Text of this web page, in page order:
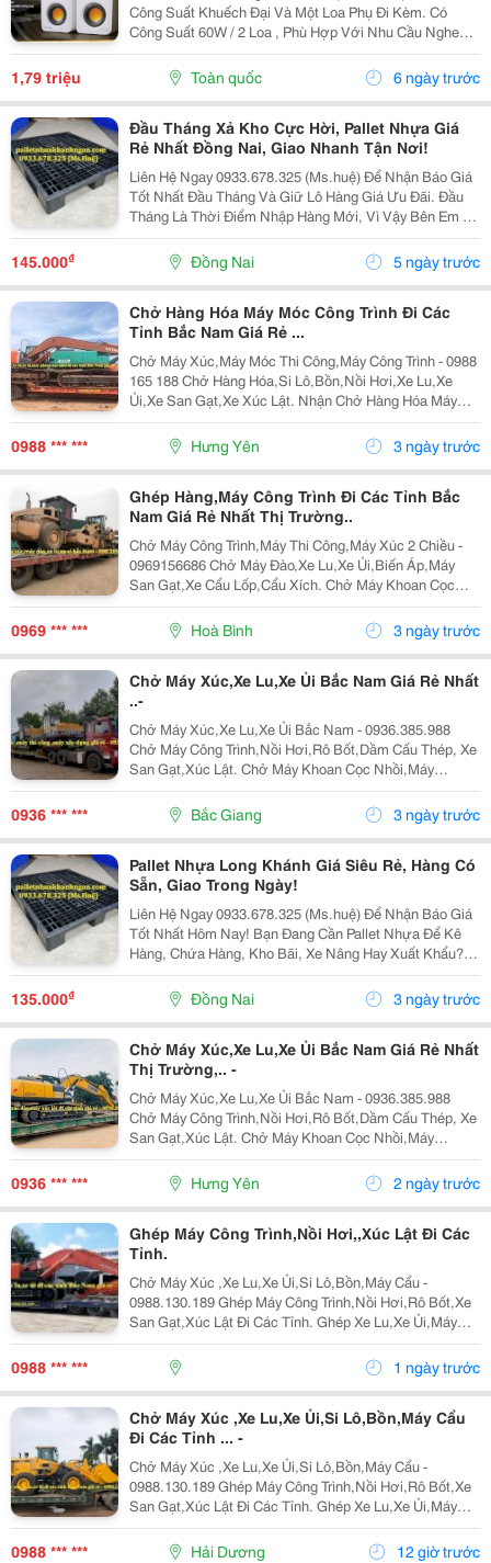
Công Suất Khuếch Đại Và Một Loa Phụ Đi Kèm. Có
Công Suất 60W / 2 Loa , Phù Hợp Với Nhu Cầu Nghe
Âm Thanh Trong Phòng , Quán Cà Phê Nhỏ, Tiệm Hớt
Tóc, Massage, Làm Loa Đặt Bàn, Kiểm Tra Bản Thu Cơ
1,79 triệu Toàn quốc 6 ngày trước
Đầu Tháng Xả Kho Cực Hời, Pallet Nhựa Giá
Rẻ Nhất Đồng Nai, Giao Nhanh Tận Nơi!
Liên Hệ Ngay 0933.678.325 (Ms.huệ) Để Nhận Báo Giá
Tốt Nhất Đầu Tháng Và Giữ Lô Hàng Giá Ưu Đãi. Đầu
Tháng Là Thời Điểm Nhập Hàng Mới, Vì Vậy Bên Em Xả
Kho Số Lượng Lớn Pallet Nhựa Với Mức Giá Cực Kỳ
Ưu Đãi Dành Cho Khách Hàng Tại Đồng Nai Và Các...
145.000₫ Đồng Nai 5 ngày trước
Chở Hàng Hóa Máy Móc Công Trình Đi Các
Tỉnh Bắc Nam Giá Rẻ ...
Chở Máy Xúc,Máy Móc Thi Công,Máy Công Trình - 0988
165 188 Chở Hàng Hóa,Si Lô,Bồn,Nồi Hơi,Xe Lu,Xe
Ủi,Xe San Gạt,Xe Xúc Lật. Nhận Chở Hàng Hóa Máy
Móc Công Trình Đi Các Tỉnh Bắc Nam. &Ldquo; Hãy Gọi
Cho Tôi Để Có Giá Rẻ Nhất Thị Trường !&Rdquo;...
0988 *** *** Hưng Yên 3 ngày trước
Ghép Hàng,Máy Công Trình Đi Các Tỉnh Bắc
Nam Giá Rẻ Nhất Thị Trường..
Chở Máy Công Trình,Máy Thi Công,Máy Xúc 2 Chiều -
0969156686 Chở Máy Đào,Xe Lu,Xe Ủi,Biến Áp,Máy
San Gạt,Xe Cẩu Lốp,Cẩu Xích. Chở Máy Khoan Cọc
Nhồi,Biến Thế,Bồn Tròn,Lu,Hàng Quá Khổ,Quá Tải.
Nhận Chở Ghép Hàng,Máy Công Trình Đi Các Tỉnh
0969 *** *** Hoà Bình 3 ngày trước
Chở Máy Xúc,Xe Lu,Xe Ủi Bắc Nam Giá Rẻ Nhất
..-
Chở Máy Xúc,Xe Lu,Xe Ủi Bắc Nam - 0936.385.988
Chở Máy Công Trình,Nồi Hơi,Rô Bốt,Dầm Cấu Thép, Xe
San Gạt,Xúc Lật. Chở Máy Khoan Cọc Nhồi,Máy
Nghiền Đá,Trạm Trộn,Biến Thế. Nhận Chở Ghép Hàng
Hóa Máy Công Trình Đi Các Tỉnh Nam Bắc Giá Rẻ
0936 *** *** Bắc Giang 3 ngày trước
Pallet Nhựa Long Khánh Giá Siêu Rẻ, Hàng Có
Sẵn, Giao Trong Ngày!
Liên Hệ Ngay 0933.678.325 (Ms.huệ) Để Nhận Báo Giá
Tốt Nhất Hôm Nay! Bạn Đang Cần Pallet Nhựa Để Kê
Hàng, Chứa Hàng, Kho Bãi, Xe Nâng Hay Xuất Khẩu?
Chúng Tôi Chuyên Thanh Lý Pallet Nhựa Giá Rẻ Nhất
Tại Long Khánh , Hàng Đẹp, Chất Lượng, Có Sẵn...
135.000₫ Đồng Nai 3 ngày trước
Chở Máy Xúc,Xe Lu,Xe Ủi Bắc Nam Giá Rẻ Nhất
Thị Trường,.. -
Chở Máy Xúc,Xe Lu,Xe Ủi Bắc Nam - 0936.385.988
Chở Máy Công Trình,Nồi Hơi,Rô Bốt,Dầm Cấu Thép, Xe
San Gạt,Xúc Lật. Chở Máy Khoan Cọc Nhồi,Máy
Nghiền Đá,Trạm Trộn,Biến Thế. Nhận Chở Ghép Hàng
Hóa Máy Công Trình Đi Các Tỉnh Nam Bắc Giá Rẻ ...
0936 *** *** Hưng Yên 2 ngày trước
Ghép Máy Công Trình,Nồi Hơi,,Xúc Lật Đi Các
Tỉnh.
Chở Máy Xúc ,Xe Lu,Xe Ủi,Si Lô,Bồn,Máy Cẩu -
0988.130.189 Ghép Máy Công Trình,Nồi Hơi,Rô Bốt,Xe
San Gạt,Xúc Lật Đi Các Tỉnh. Ghép Xe Lu,Xe Ủi,Máy
Xúc Đào Đi Các Tỉnh Bắc Trung Nam Giá Rẻ &Ldquo;
Hãy Gọi Cho Tôi Để Có Giá Rẻ Nhất Thị Trường...
0988 *** *** 1 ngày trước
Chở Máy Xúc ,Xe Lu,Xe Ủi,Si Lô,Bồn,Máy Cẩu
Đi Các Tỉnh ... -
Chở Máy Xúc ,Xe Lu,Xe Ủi,Si Lô,Bồn,Máy Cẩu -
0988.130.189 Ghép Máy Công Trình,Nồi Hơi,Rô Bốt,Xe
San Gạt,Xúc Lật Đi Các Tỉnh. Ghép Xe Lu,Xe Ủi,Máy
Xúc Đào Đi Các Tỉnh Bắc Trung Nam Giá Rẻ &Ldquo;
Hãy Gọi Cho Tôi Để Có Giá Rẻ Nhất Thị Trường...
0988 *** *** Hải Dương 12 giờ trước